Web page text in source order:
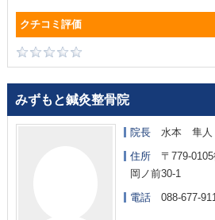
みずもと鍼灸整骨院
院長水本 隼人
住所〒779-0105
岡ノ前30-1
電話088-677-